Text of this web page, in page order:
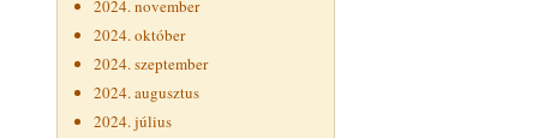
2024. november
2024. október
2024. szeptember
2024. augusztus
2024. július